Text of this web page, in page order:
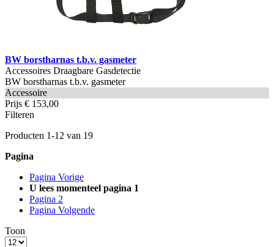
BW borstharnas t.b.v. gasmeter
Accessoires Draagbare Gasdetectie
BW borstharnas t.b.v. gasmeter
Accessoire
Prijs € 153,00
Filteren
Producten 1-12 van 19
Pagina
Pagina Vorige
U lees momenteel pagina 1
Pagina 2
Pagina Volgende
Toon